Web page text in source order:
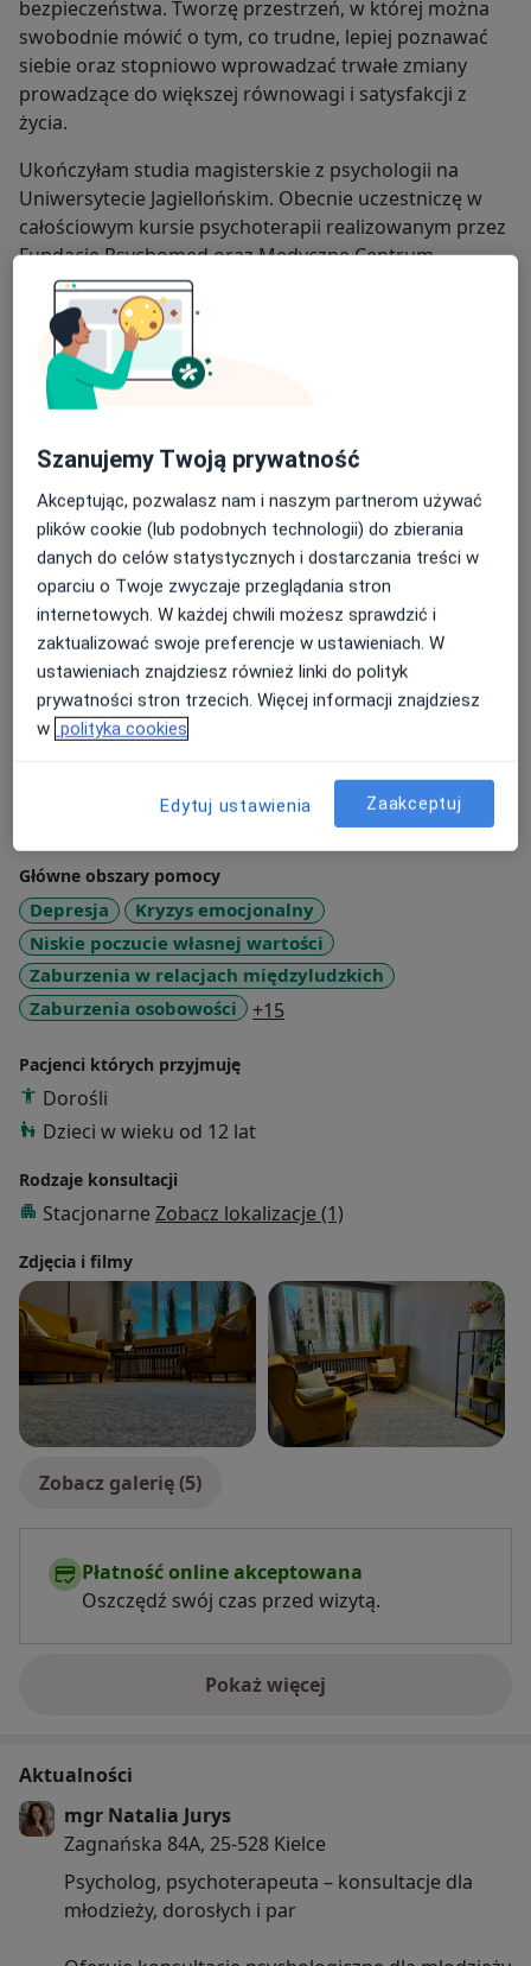
bezpieczeństwa. Tworzę przestrzeń, w której można
swobodnie mówić o tym, co trudne, lepiej poznawać
siebie oraz stopniowo wprowadzać trwałe zmiany
prowadzące do większej równowagi i satysfakcji z
życia.
Ukończyłam studia magisterskie z psychologii na
Uniwersytecie Jagiellońskim. Obecnie uczestniczę w
całościowym kursie psychoterapii realizowanym przez
Fundację Psychomed oraz Medyczne Centrum
Kształcenia Podyplomowego Collegium Medicum
Uniwersytetu Jagiellońskiego. Doświadczenie
zawodowe zdobywam w Mazowieckim Ośrodku
Psychoterapii i Psychiatrii Zielona MED w Radomiu, a
swoją pracę regularnie poddaję superwizji.
Jestem członkiem Polskiego Towarzystwa
Psychiatrycznego oraz Sekcji Naukowej Psychoterapii
Polskiego Towarzystwa Psychiatrycznego.
więcejO mnie
Podejście terapeutyczne
Psychoterapia
Psychoterapia par
Psychoterapia integracyjna
Zakres porad
Poradnictwo psychologiczne
Psychologia kryzysu
Psychologia dorosłych
Główne obszary pomocy
Depresja
Kryzys emocjonalny
Niskie poczucie własnej wartości
Zaburzenia w relacjach międzyludzkich
Zaburzenia osobowości
+15
Pacjenci których przyjmuję
Dorośli
Dzieci w wieku od 12 lat
Rodzaje konsultacji
Stacjonarne Zobacz lokalizacje (1)
Zdjęcia i filmy
Zobacz galerię (5)
Płatność online akceptowana
Oszczędź swój czas przed wizytą.
Pokaż więcejo doświadczeniu
Aktualności
mgr Natalia Jurys
Zagnańska 84A, 25-528 Kielce
Psycholog, psychoterapeuta – konsultacje dla
młodzieży, dorosłych i par
Szanujemy Twoją prywatność
Akceptując, pozwalasz nam i naszym partnerom używać
plików cookie (lub podobnych technologii) do zbierania
danych do celów statystycznych i dostarczania treści w
oparciu o Twoje zwyczaje przeglądania stron
internetowych. W każdej chwili możesz sprawdzić i
zaktualizować swoje preferencje w ustawieniach. W
ustawieniach znajdziesz również linki do polityk
prywatności stron trzecich. Więcej informacji znajdziesz
w polityka cookies
Edytuj ustawienia Zaakceptuj